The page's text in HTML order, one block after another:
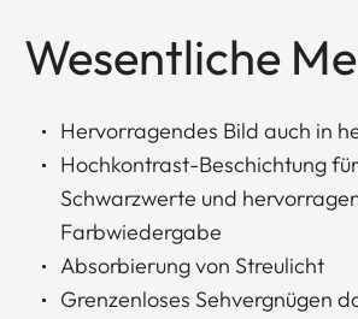
Wesentliche
Hervorragendes Bild auch in
Hochkontrast-Beschichtung
Schwarzwerte und
Farbwiedergabe
Absorbierung von Streulicht
Grenzenloses Sehvergnügen